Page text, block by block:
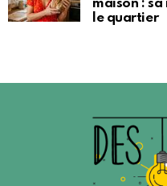
maison :
le quartier